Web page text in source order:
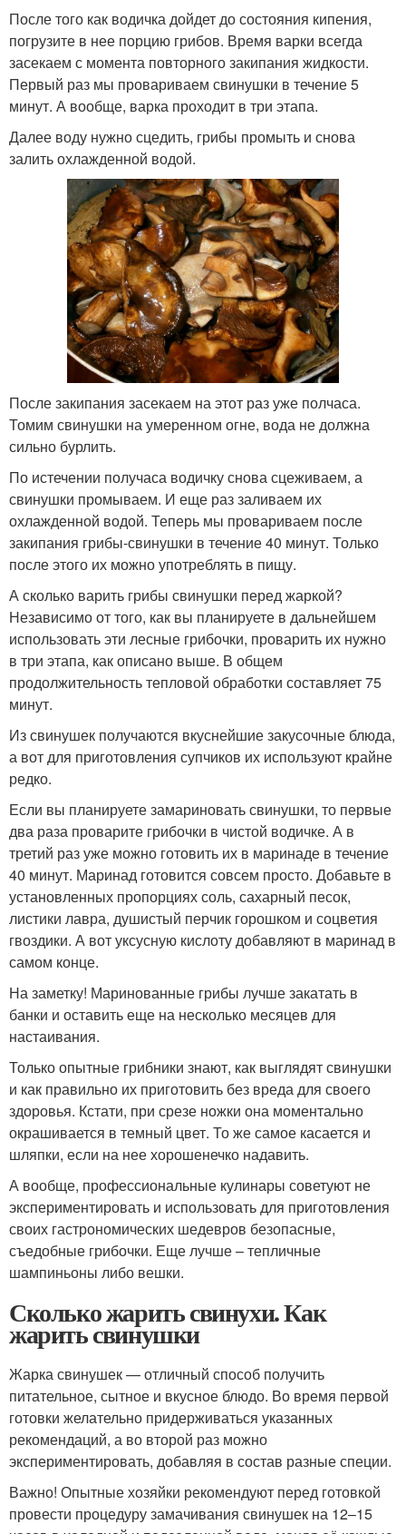
После того как водичка дойдет до состояния кипения,
погрузите в нее порцию грибов. Время варки всегда
засекаем с момента повторного закипания жидкости.
Первый раз мы провариваем свинушки в течение 5
минут. А вообще, варка проходит в три этапа.
Далее воду нужно сцедить, грибы промыть и снова
залить охлажденной водой.
После закипания засекаем на этот раз уже полчаса.
Томим свинушки на умеренном огне, вода не должна
сильно бурлить.
По истечении получаса водичку снова сцеживаем, а
свинушки промываем. И еще раз заливаем их
охлажденной водой. Теперь мы провариваем после
закипания грибы-свинушки в течение 40 минут. Только
после этого их можно употреблять в пищу.
А сколько варить грибы свинушки перед жаркой?
Независимо от того, как вы планируете в дальнейшем
использовать эти лесные грибочки, проварить их нужно
в три этапа, как описано выше. В общем
продолжительность тепловой обработки составляет 75
минут.
Из свинушек получаются вкуснейшие закусочные блюда,
а вот для приготовления супчиков их используют крайне
редко.
Если вы планируете замариновать свинушки, то первые
два раза проварите грибочки в чистой водичке. А в
третий раз уже можно готовить их в маринаде в течение
40 минут. Маринад готовится совсем просто. Добавьте в
установленных пропорциях соль, сахарный песок,
листики лавра, душистый перчик горошком и соцветия
гвоздики. А вот уксусную кислоту добавляют в маринад в
самом конце.
На заметку! Маринованные грибы лучше закатать в
банки и оставить еще на несколько месяцев для
настаивания.
Только опытные грибники знают, как выглядят свинушки
и как правильно их приготовить без вреда для своего
здоровья. Кстати, при срезе ножки она моментально
окрашивается в темный цвет. То же самое касается и
шляпки, если на нее хорошенечко надавить.
А вообще, профессиональные кулинары советуют не
экспериментировать и использовать для приготовления
своих гастрономических шедевров безопасные,
съедобные грибочки. Еще лучше – тепличные
шампиньоны либо вешки.
Сколько жарить свинухи. Как
жарить свинушки
Жарка свинушек — отличный способ получить
питательное, сытное и вкусное блюдо. Во время первой
готовки желательно придерживаться указанных
рекомендаций, а во второй раз можно
экспериментировать, добавляя в состав разные специи.
Важно! Опытные хозяйки рекомендуют перед готовкой
провести процедуру замачивания свинушек на 12–15